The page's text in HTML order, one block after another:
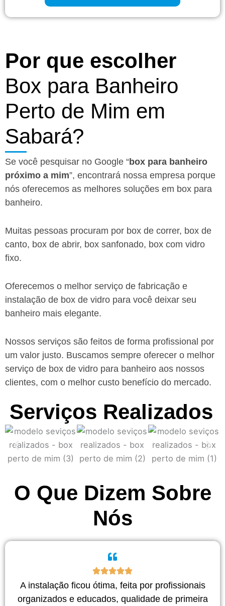
Por que escolher
Box para Banheiro
Perto de Mim em
Sabará?
Se você pesquisar no Google “box para banheiro
próximo a mim”, encontrará nossa empresa porque
nós oferecemos as melhores soluções em box para
banheiro.
Muitas pessoas procuram por box de correr, box de
canto, box de abrir, box sanfonado, box com vidro
fixo.
Oferecemos o melhor serviço de fabricação e
instalação de box de vidro para você deixar seu
banheiro mais elegante.
Nossos serviços são feitos de forma profissional por
um valor justo. Buscamos sempre oferecer o melhor
serviço de box de vidro para banheiro aos nossos
clientes, com o melhor custo benefício do mercado.
Serviços Realizados
O Que Dizem Sobre
Nós
A instalação ficou ótima, feita por profissionais
organizados e educados, qualidade de primeira